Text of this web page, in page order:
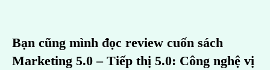
Bạn cũng mình đọc review cuốn sách
Marketing 5.0 – Tiếp thị 5.0: Công nghệ vị